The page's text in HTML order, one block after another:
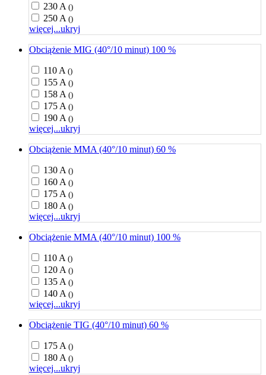
230 A ()
250 A ()
więcej...ukryj
Obciążenie MIG (40°/10 minut) 100 %
110 A ()
155 A ()
158 A ()
175 A ()
190 A ()
więcej...ukryj
Obciążenie MMA (40°/10 minut) 60 %
130 A ()
160 A ()
175 A ()
180 A ()
więcej...ukryj
Obciążenie MMA (40°/10 minut) 100 %
110 A ()
120 A ()
135 A ()
140 A ()
więcej...ukryj
Obciążenie TIG (40°/10 minut) 60 %
175 A ()
180 A ()
więcej...ukryj